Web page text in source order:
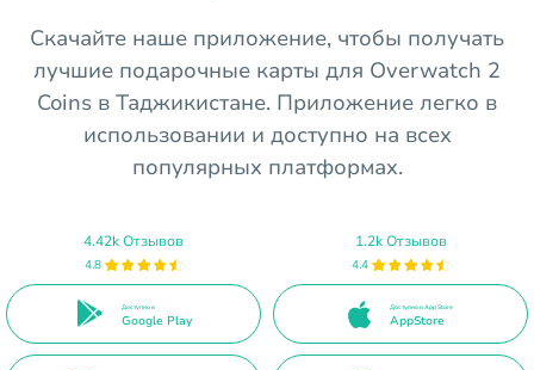
Скачайте наше приложение, чтобы получать
лучшие подарочные карты для Overwatch 2
Coins в Таджикистане. Приложение легко в
использовании и доступно на всех
популярных платформах.
4.42k Отзывов
4.8
Доступно в
Google Play
1.2k Отзывов
4.4
Доступно в App Store
AppStore